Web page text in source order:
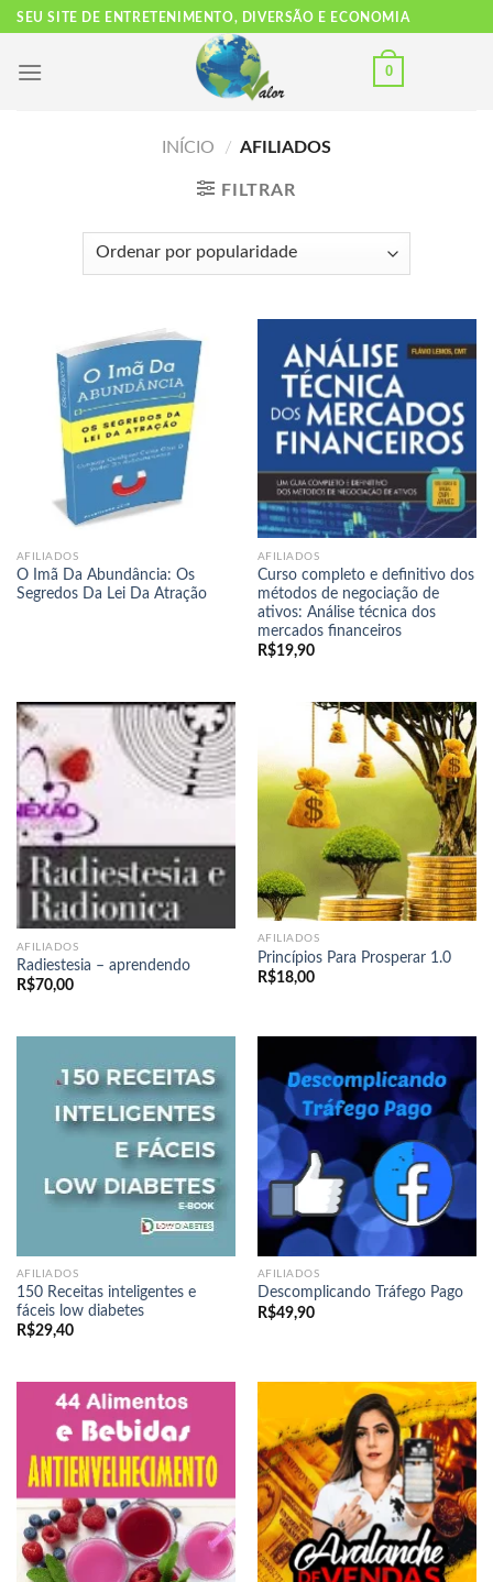
Skip
content
SEU SITE DE ENTRETENIMENTO, DIVERSÃO E ECONOMIA
0
INÍCIO / AFILIADOS
FILTRAR
AFILIADOS
O Imã Da Abundância: Os
Segredos Da Lei Da Atração
AFILIADOS
Curso completo e definitivo dos
métodos de negociação de
ativos: Análise técnica dos
mercados financeiros
R$19,90
AFILIADOS
Radiestesia – aprendendo
R$70,00
AFILIADOS
Princípios Para Prosperar 1.0
R$18,00
AFILIADOS
150 Receitas inteligentes e
fáceis low diabetes
R$29,40
AFILIADOS
Descomplicando Tráfego Pago
R$49,90